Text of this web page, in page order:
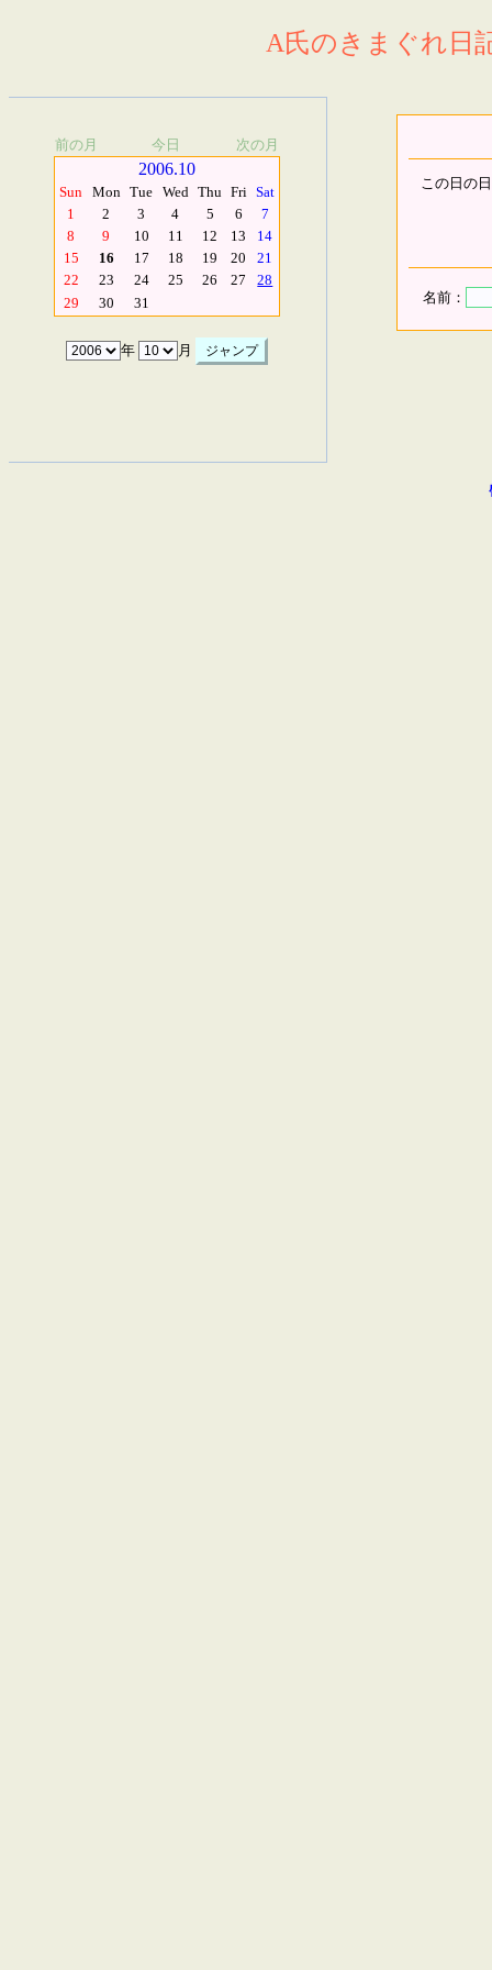
A氏のきまぐれ日
前の月 今日 次の月
2006.10
Sun Mon Tue Wed Thu Fri Sat
1
2 3 4 5 6
7
8
9 10 11 12 13
14
15
16 17 18 19 20
21
22
23 24 25 26 27
28
29
30 31
年 月
この日の
名前：